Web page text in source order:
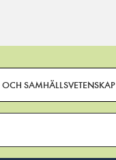
OCH SAMHÄLLSVETENSKAP